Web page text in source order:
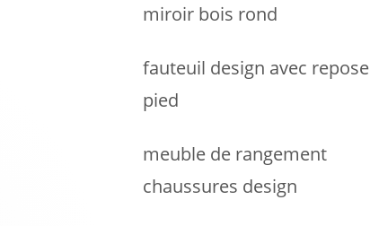
miroir bois rond
fauteuil design avec repose
pied
meuble de rangement
chaussures design